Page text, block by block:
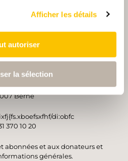
Afficher les détails
autoriser
la sélection
Rando
61
Berne
di:obfc
370 10 20
abonnées et aux donateurs et
générales.